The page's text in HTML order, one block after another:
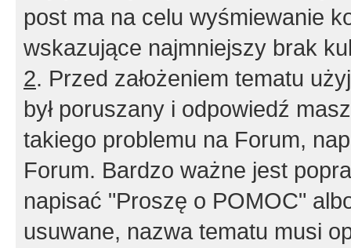
post ma na celu wyśmiewanie
wskazujące najmniejszy brak
2. Przed założeniem tematu
był poruszany i odpowiedź
takiego problemu na Forum,
Forum. Bardzo ważne jest
napisać "Proszę o POMOC"
usuwane, nazwa tematu musi